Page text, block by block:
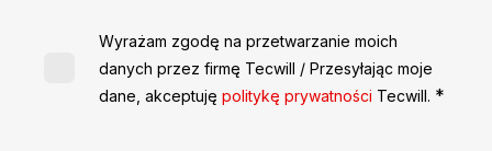
Wyrażam zgodę na przetwarzanie moich
danych przez firmę Tecwill / Przesyłając moje
dane, akceptuję politykę prywatności Tecwill. *